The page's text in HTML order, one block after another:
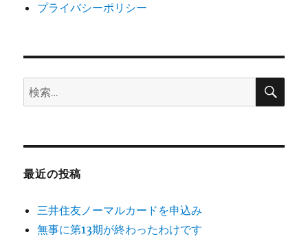
プライバシーポリシー
検
索:
検
最近の投稿
三井住友ノーマルカードを申込み
無事に第13期が終わったわけです